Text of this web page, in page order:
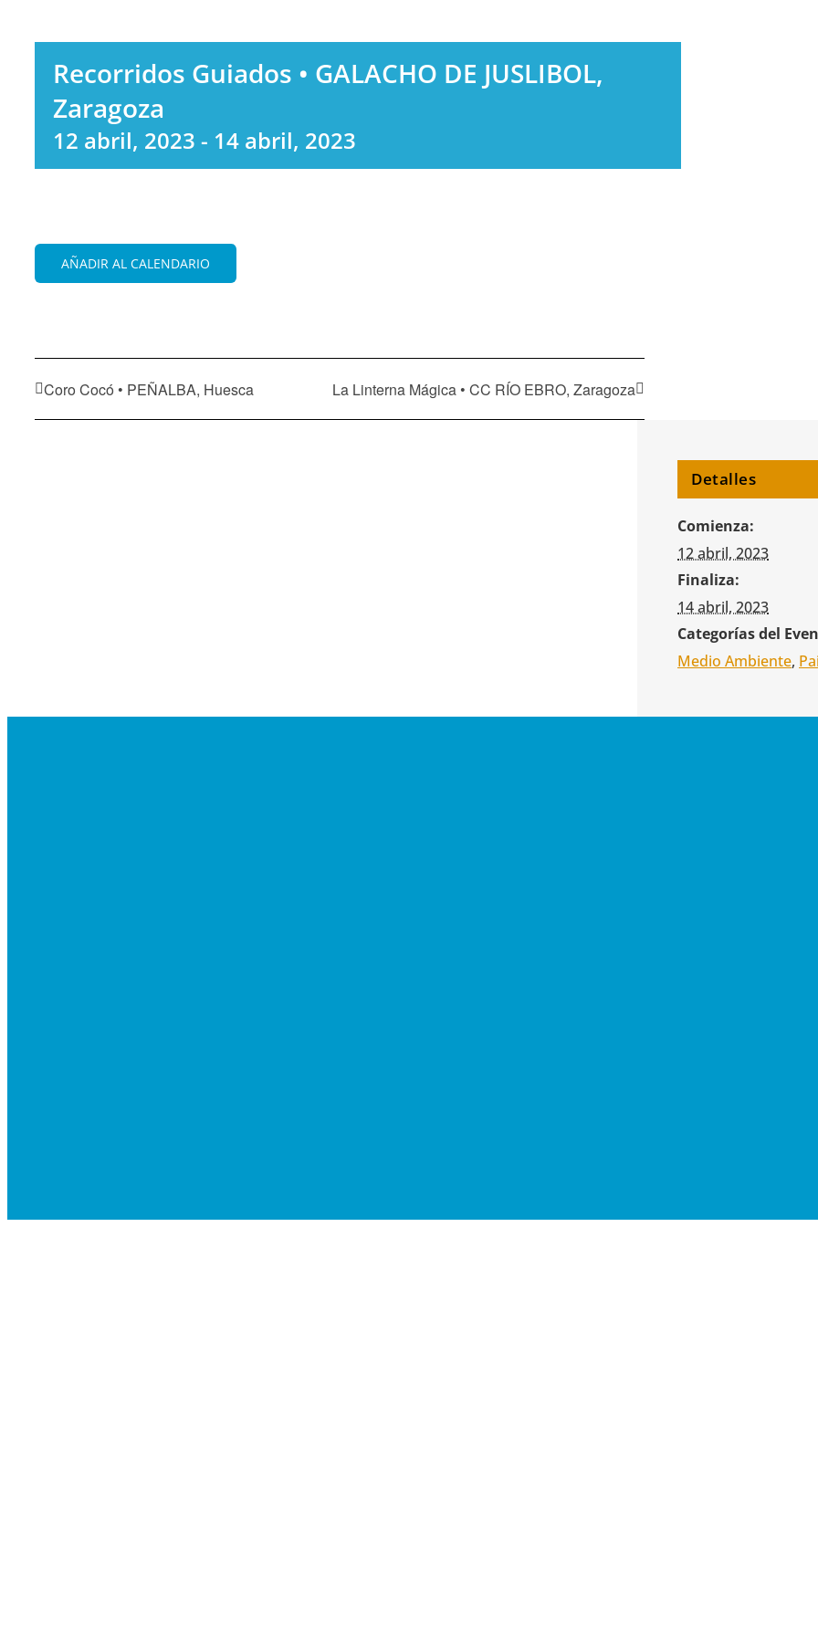
Recorridos Guiados • GALACHO DE JUSLIBOL,
Zaragoza
12 abril, 2023 - 14 abril, 2023
AÑADIR AL CALENDARIO
Coro Cocó • PEÑALBA, Huesca La Linterna Mágica • CC RÍO EBRO, Zaragoza
Detalles
Comienza:
12 abril, 2023
Finaliza:
14 abril, 2023
Categorías del
Medio Ambiente, Pai